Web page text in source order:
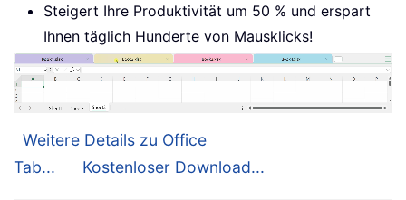
Steigert Ihre Produktivität um 50 % und erspart
Ihnen täglich Hunderte von Mausklicks!
Weitere Details zu Office
Tab...
Kostenloser Download...